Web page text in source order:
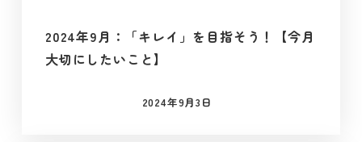
2024年9月：「キレイ」を目指そう！【今月
大切にしたいこと】
投稿日
2024年9月3日